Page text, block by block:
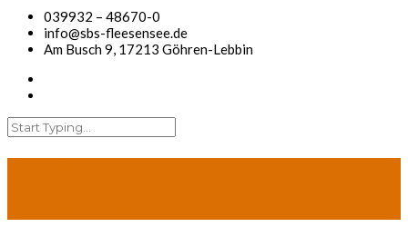
039932 – 48670-0
info@sbs-fleesensee.de
Am Busch 9, 17213 Göhren-Lebbin